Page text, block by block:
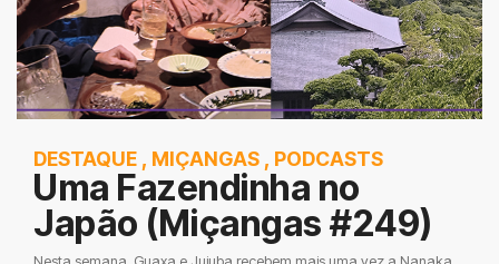
DESTAQUE , MIÇANGAS , PODCASTS
Uma Fazendinha no
Japão (Miçangas #249)